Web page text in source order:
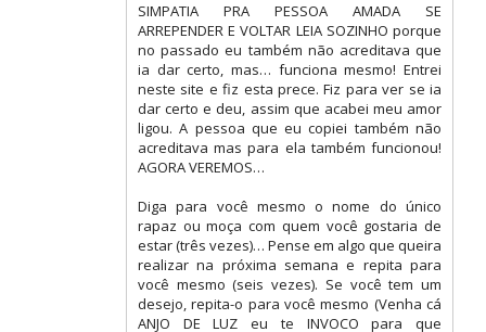
SIMPATIA PRA PESSOA AMADA SE
ARREPENDER E VOLTAR LEIA SOZINHO porque
no passado eu também não acreditava que
ia dar certo, mas… funciona mesmo! Entrei
neste site e fiz esta prece. Fiz para ver se ia
dar certo e deu, assim que acabei meu amor
ligou. A pessoa que eu copiei também não
acreditava mas para ela também funcionou!
AGORA VEREMOS…
Diga para você mesmo o nome do único
rapaz ou moça com quem você gostaria de
estar (três vezes)… Pense em algo que queira
realizar na próxima semana e repita para
você mesmo (seis vezes). Se você tem um
desejo, repita-o para você mesmo (Venha cá
ANJO DE LUZ eu te INVOCO para que